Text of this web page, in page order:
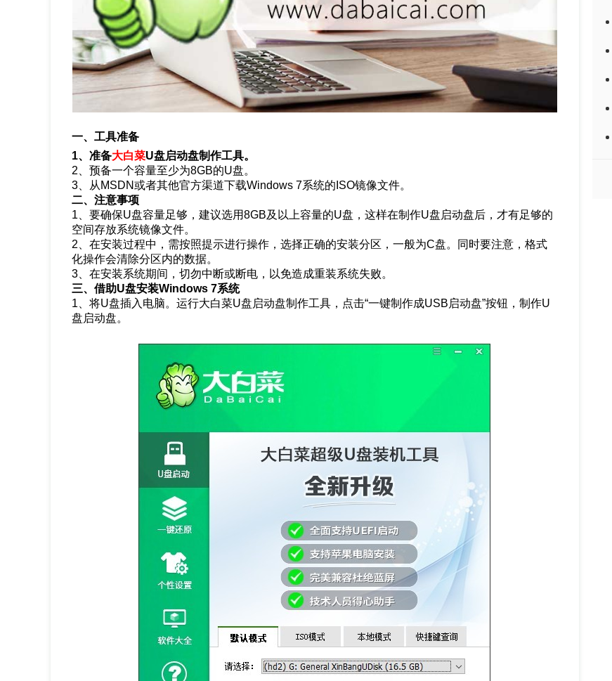
一、工具准备
1、准备大白菜U盘启动盘制作工具。
2、预备一个容量至少为8GB的U盘。
3、从MSDN或者其他官方渠道下载Windows 7系统的ISO镜像文件。
二、注意事项
1、要确保U盘容量足够，建议选用8GB及以上容量的U盘，这样在制作U盘启动盘后，才有足够的
空间存放系统镜像文件。
2、在安装过程中，需按照提示进行操作，选择正确的安装分区，一般为C盘。同时要注意，格式
化操作会清除分区内的数据。
3、在安装系统期间，切勿中断或断电，以免造成重装系统失败。
三、借助U盘安装Windows 7系统
1、将U盘插入电脑。运行大白菜U盘启动盘制作工具，点击“一键制作成USB启动盘”按钮，制作U
盘启动盘。